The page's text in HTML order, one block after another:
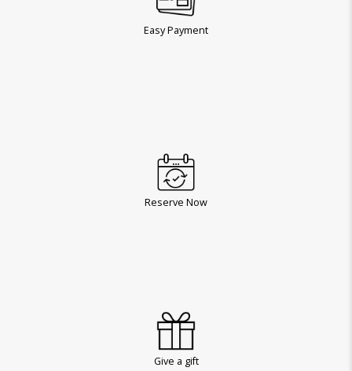
Easy Payment
Reserve Now
Give a gift